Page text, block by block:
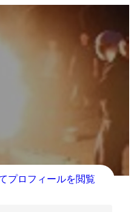
プロフィールを閲覧